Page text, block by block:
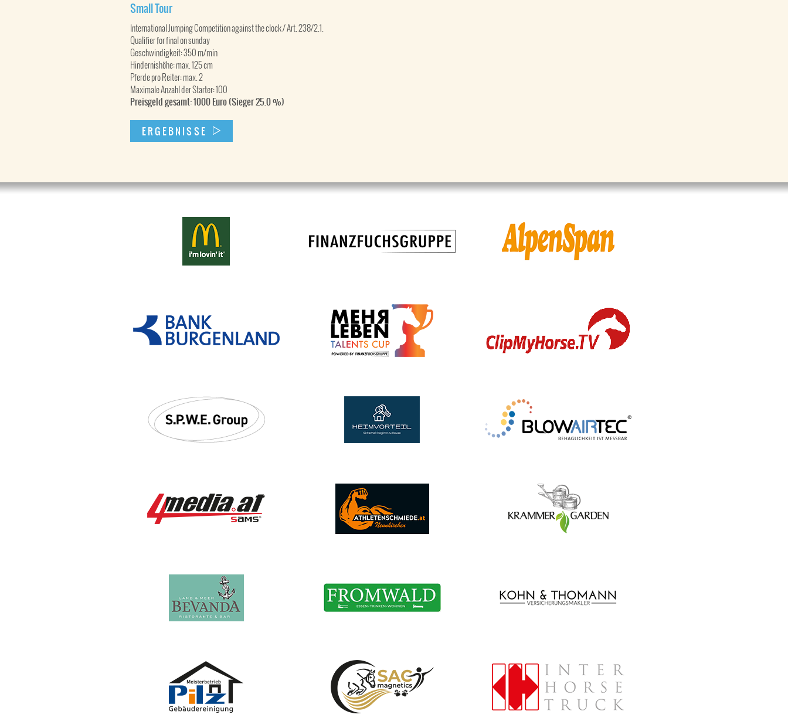
Small Tour
International Jumping Competition against the clock / Art. 238/2.1.
Qualifier for final on sunday
Geschwindigkeit: 350 m/min
Hindernishöhe: max. 125 cm
Pferde pro Reiter: max. 2
Maximale Anzahl der Starter: 100
Preisgeld gesamt: 1000 Euro (Sieger 25.0 %)
ERGEBNISSE